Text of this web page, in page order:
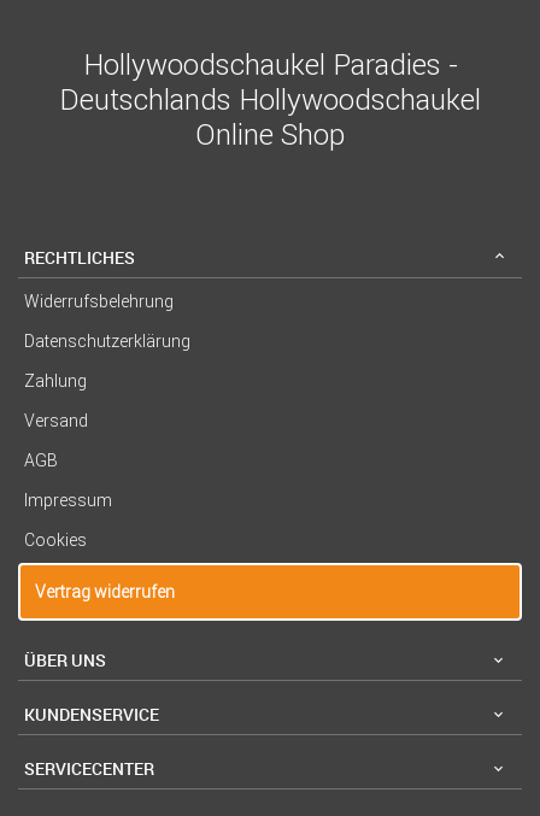
Hollywoodschaukel Paradies -
Deutschlands Hollywoodschaukel
Online Shop
RECHTLICHES
Widerrufsbelehrung
Datenschutzerklärung
Zahlung
Versand
AGB
Impressum
Cookies
Vertrag widerrufen
ÜBER UNS
KUNDENSERVICE
SERVICECENTER